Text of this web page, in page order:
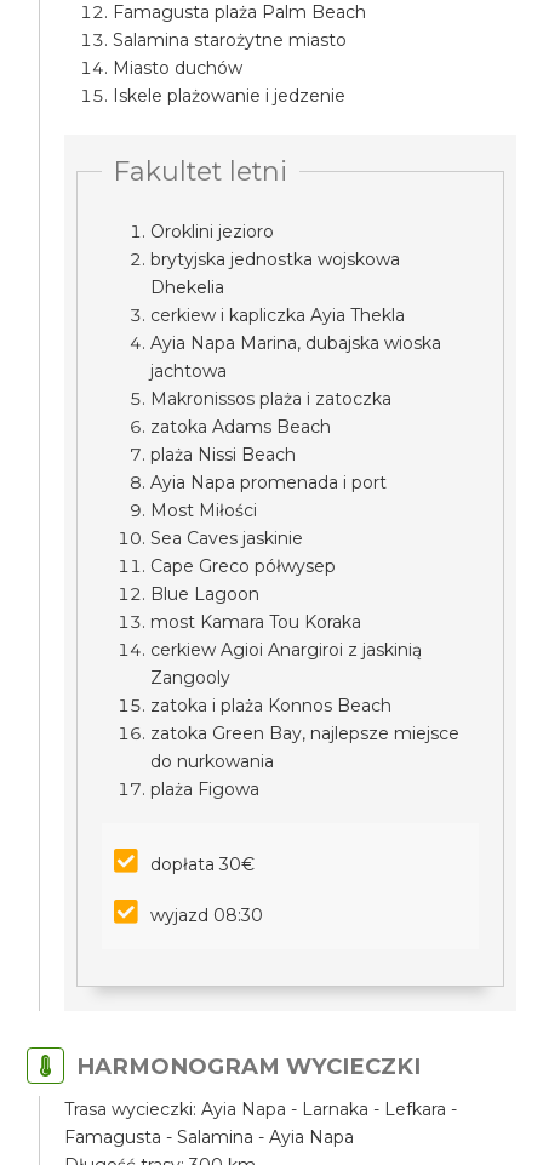
Famagusta plaża Palm Beach
Salamina starożytne miasto
Miasto duchów
Iskele plażowanie i jedzenie
Fakultet letni
Oroklini jezioro
brytyjska jednostka wojskowa
Dhekelia
cerkiew i kapliczka Ayia Thekla
Ayia Napa Marina, dubajska wioska
jachtowa
Makronissos plaża i zatoczka
zatoka Adams Beach
plaża Nissi Beach
Ayia Napa promenada i port
Most Miłości
Sea Caves jaskinie
Cape Greco półwysep
Blue Lagoon
most Kamara Tou Koraka
cerkiew Agioi Anargiroi z jaskinią
Zangooly
zatoka i plaża Konnos Beach
zatoka Green Bay, najlepsze miejsce
do nurkowania
plaża Figowa
dopłata 30€
wyjazd 08:30
HARMONOGRAM WYCIECZKI
Trasa wycieczki: Ayia Napa - Larnaka - Lefkara -
Famagusta - Salamina - Ayia Napa